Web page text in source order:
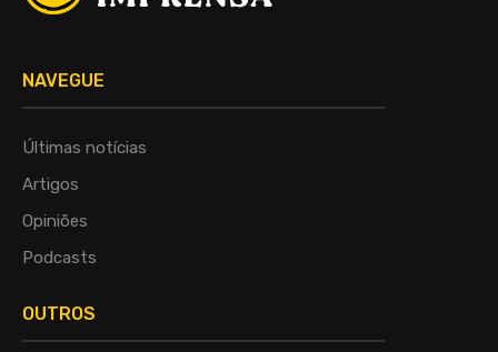
NAVEGUE
Últimas notícias
Artigos
Opiniões
Podcasts
OUTROS